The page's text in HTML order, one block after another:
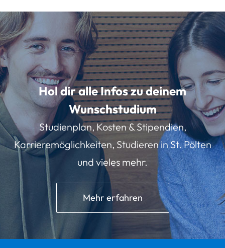
Hol dir alle Infos zu deinem
Wunschstudium
Studienplan, Kosten & Stipendien,
Karrieremöglichkeiten, Studieren in St. Pölten
und vieles mehr.
Mehr erfahren